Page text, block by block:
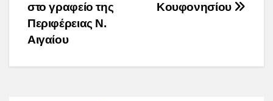
Κουφονησίου
στο γραφείο της
Περιφέρειας Ν.
Αιγαίου